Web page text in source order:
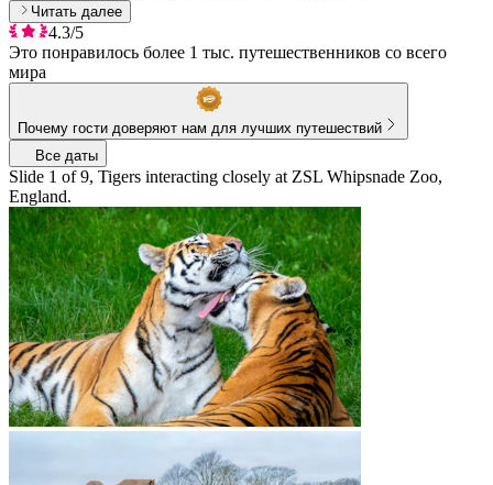
Читать далее
4.3/5
Это понравилось более 1 тыс. путешественников со всего
мира
Почему гости доверяют нам для лучших путешествий
Все даты
Slide 1 of 9, Tigers interacting closely at ZSL Whipsnade Zoo,
England.